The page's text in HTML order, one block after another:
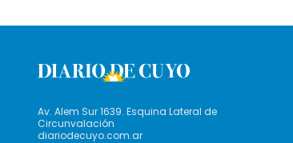
Av. Alem Sur 1639. Esquina Lateral de
Circunvalación
diariodecuyo.com.ar